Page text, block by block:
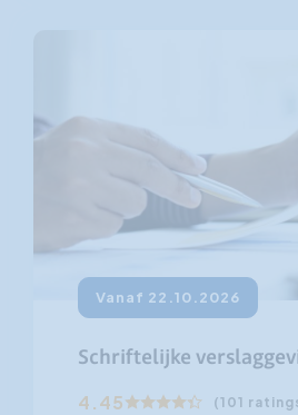
Vanaf 22.10.2026
Schriftelijke
4.45 (101